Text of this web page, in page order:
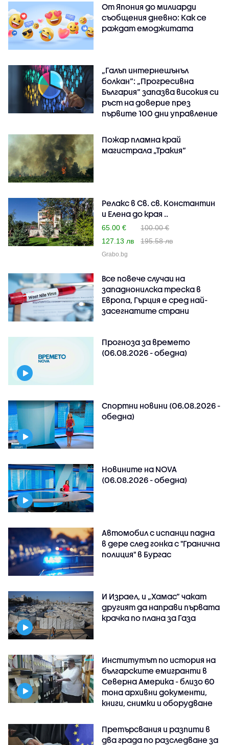
От Япония до милиарди
съобщения дневно: Как се
раждат емоджитата
„Галъп интернешънъл
болкан“: „Прогресивна
България“ запазва високия си
ръст на доверие през
първите 100 дни управление
Пожар пламна край
магистрала „Тракия“
Релакс в Св. св. Константин
и Елена до края ..
65.00 €
100.00 €
127.13 лв
195.58 лв
Grabo.bg
Все повече случаи на
западнонилска треска в
Европа, Гърция е сред най-
засегнатите страни
Прогноза за времето
(06.08.2026 - обедна)
Спортни новини (06.08.2026 -
обедна)
Новините на NOVA
(06.08.2026 - обедна)
Автомобил с испанци падна
в дере след гонка с "Гранична
полиция" в Бургас
И Израел, и „Хамас“ чакат
другият да направи първата
крачка по плана за Газа
Институтът по история на
българските емигранти в
Северна Америка - близо 60
тона архивни документи,
книги, снимки и оборудване
Претърсвания и разпити в
два града по разследване за